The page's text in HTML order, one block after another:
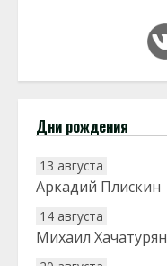
Дни рождения
13 августа
Аркадий Плискин
14 августа
Михаил Хачатурян